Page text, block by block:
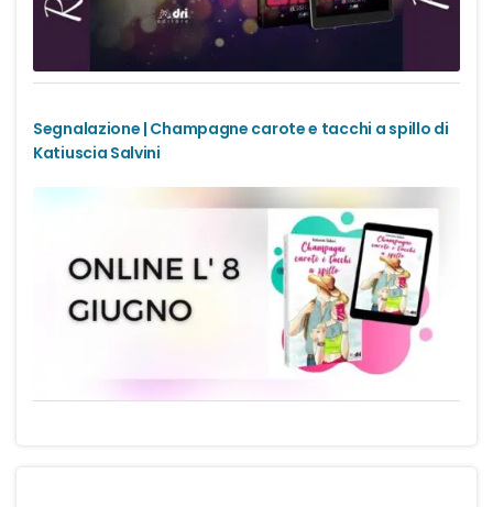
Gialli
Narrativa
Narrativa contemporanea
Romanzi di formazione
Thriller
Segnalazione | Champagne carote e tacchi a spillo di
Katiuscia Salvini